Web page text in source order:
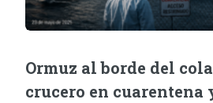
Ormuz al borde del
crucero en cuarentena